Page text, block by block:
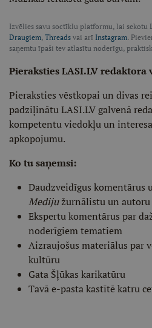
Izvēlies savu soctīklu platformu, lai sekotu
Draugiem, Threads vai arī Instagram.
saņemtu īpaši tev atlasītu noderīgu,
Pieraksties LASI.LV redaktora
Pieraksties vēstkopai un divas
padziļinātu LASI.LV galvenā
kompetentu viedokļu un
apkopojumu.
Ko tu saņemsi:
Daudzveidīgus komentārus
Medijužurnālistu un autoru
Ekspertu komentārus par
noderīgiem tematiem
Aizraujošus materiālus par
kultūru
Gata Šļūkas karikatūru
Tavā e-pasta kastītē katru